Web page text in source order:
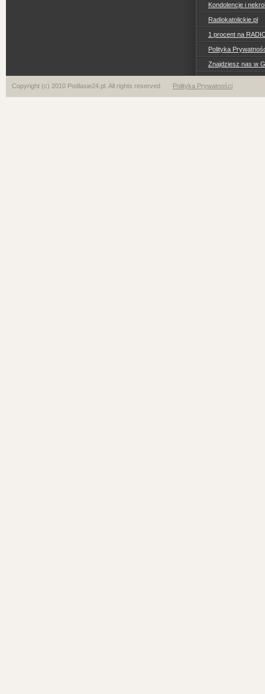
Kondolencje i
Radiokatolickie.pl
1 procent na
Polityka
Znajdziesz nas w
Copyright (c) 2010 Podlasie24.pl. All rights reserved Polityka Prywatności